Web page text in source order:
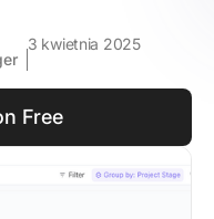
3 kwietnia 2025
Free